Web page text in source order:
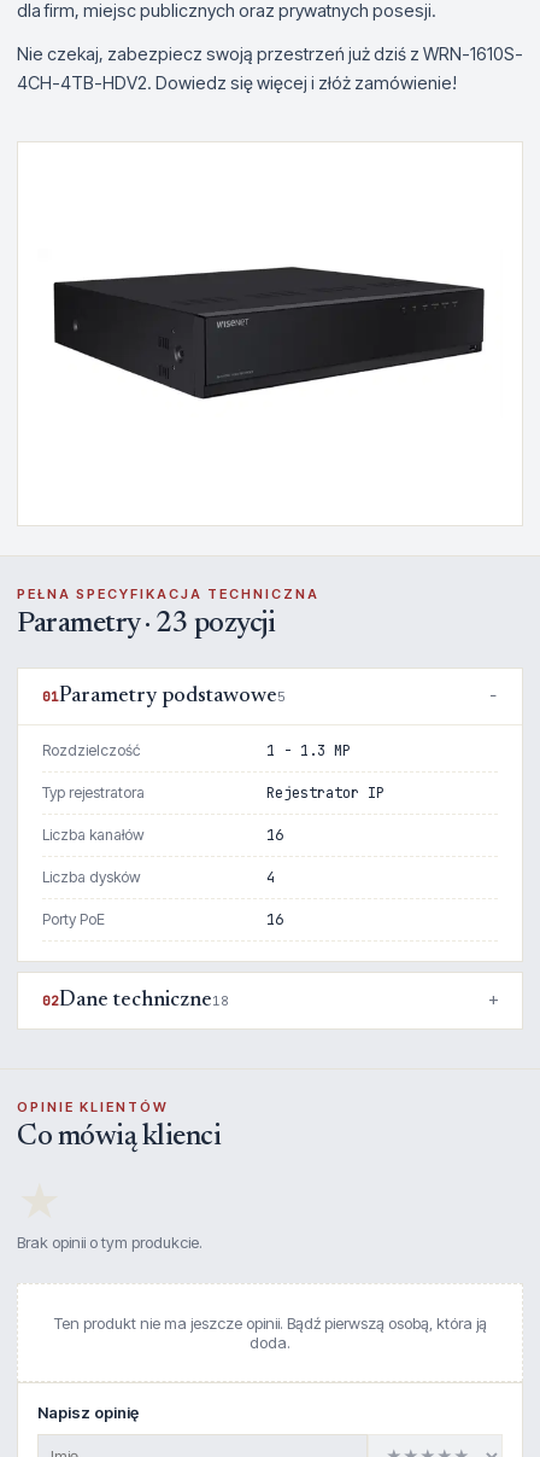
dla firm, miejsc publicznych oraz prywatnych posesji.
Nie czekaj, zabezpiecz swoją przestrzeń już dziś z WRN-1610S-
4CH-4TB-HDV2. Dowiedz się więcej i złóż zamówienie!
PEŁNA SPECYFIKACJA TECHNICZNA
Parametry · 23 pozycji
01Parametry podstawowe5
Rozdzielczość 1 - 1.3 MP
Typ rejestratora Rejestrator IP
Liczba kanałów 16
Liczba dysków 4
Porty PoE 16
02Dane techniczne18
OPINIE KLIENTÓW
Co mówią klienci
Brak opinii o tym produkcie.
Ten produkt nie ma jeszcze opinii. Bądź pierwszą osobą, która ją
doda.
Napisz opinię